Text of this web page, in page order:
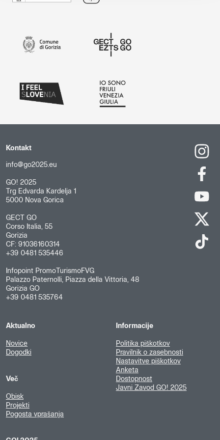
Kontakt
info@go2025.eu
GO! 2025
Trg Edvarda Kardelja 1
5000 Nova Gorica
GECT GO
Corso Italia, 55
Gorizia
CF: 91036160314
+39 0481 535446
Infopoint PromoTurismoFVG
Palazzo Paternolli, Piazza della Vittoria, 48
Gorizia GO
+39 0481 535764
Aktualno
Novice
Dogodki
Več
Obisk
Projekti
Pogosta vprašanja
Informacije
Politika piškotkov
Pravilnik o zasebnosti
Nastavitve piškotkov
Anketa
Dostopnost
Javni Zavod GO! 2025